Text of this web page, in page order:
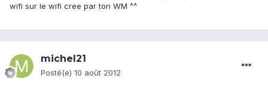
wifi sur le wifi cree par ton WM ^^
michel21
Posté(e) 10 août 2012